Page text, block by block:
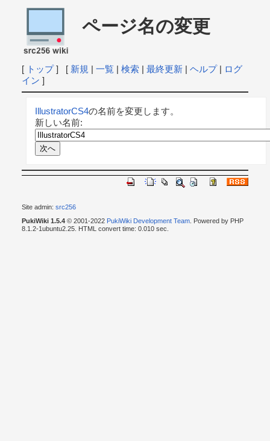
ページ名の変更
[ トップ] [ 新規 | 一覧| 検索| 最終更新| ヘルプ| ログ
イン ]
IllustratorCS4の名前を変更します。
新しい名前:
Site admin: src256
PukiWiki 1.5.4© 2001-2022 PukiWiki Development Team. Powered by PHP
8.1.2-1ubuntu2.25. HTML convert time: 0.010 sec.